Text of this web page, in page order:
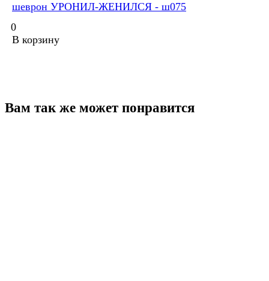
шеврон УРОНИЛ-ЖЕНИЛСЯ - ш075
0
В корзину
Вам так же может понравится